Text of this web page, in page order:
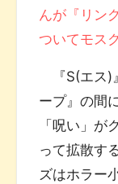
んが『リン
ついてモス
『S(エス)
ープ』の間
「呪い」が
って拡散す
ズはホラー